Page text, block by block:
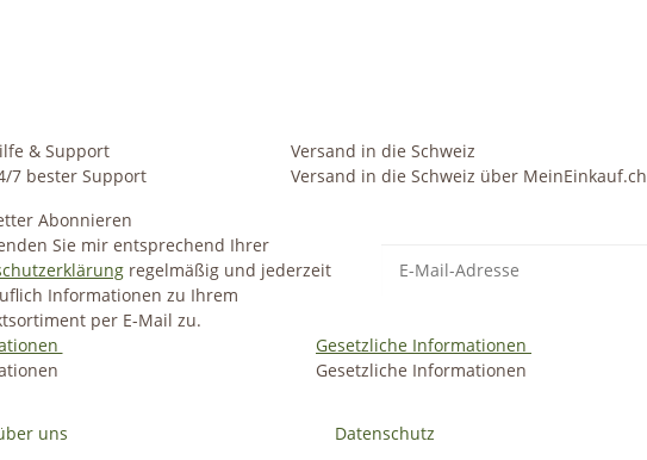
& Support
7 bester Support
Versand in die Schweiz
Versand in die Schweiz über MeinEinkauf.ch
Abonnieren
Sie mir entsprechend Ihrer
regelmäßig und jederzeit
Informationen zu Ihrem
per E-Mail zu.
uns
Gesetzliche Informationen
Gesetzliche Informationen
Datenschutz